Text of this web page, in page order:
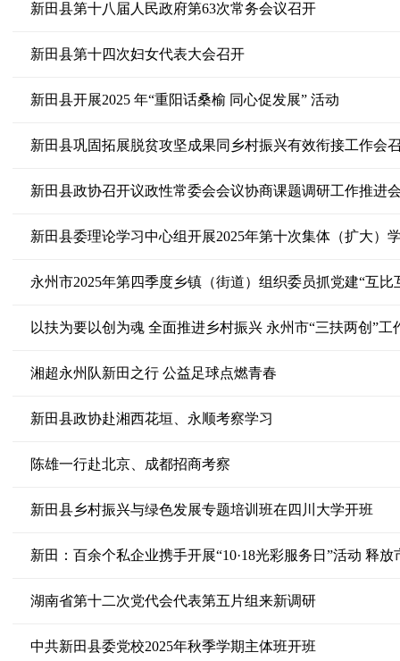
新田县第十八届人民政府第63次常务会议召开
新田县第十四次妇女代表大会召开
新田县开展2025 年“重阳话桑榆 同心促发展” 活动
新田县巩固拓展脱贫攻坚成果同乡村振兴有效衔接工作会
新田县政协召开议政性常委会会议协商课题调研工作推进
新田县委理论学习中心组开展2025年第十次集体（扩大）
永州市2025年第四季度乡镇（街道）组织委员抓党建“互
以扶为要以创为魂 全面推进乡村振兴 永州市“三扶两创”
湘超永州队新田之行 公益足球点燃青春
新田县政协赴湘西花垣、永顺考察学习
陈雄一行赴北京、成都招商考察
新田县乡村振兴与绿色发展专题培训班在四川大学开班
新田：百余个私企业携手开展“10·18光彩服务日”活动 释放
湖南省第十二次党代会代表第五片组来新调研
中共新田县委党校2025年秋季学期主体班开班